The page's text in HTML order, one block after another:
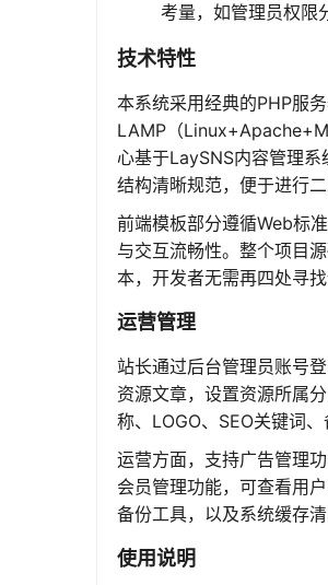
考量，如管理员权限
技术特性
本系统采用经典的PHP服
LAMP（
心基于LaySNS内容管理
结构清晰规范，便于进行二
前端模板部分遵循Web标
与交互流畅性。整个项目
本，开发者无需再四处寻
运营管理
站长通过后台管理员账号
资源文章，设置资源所属
称、LOGO、SEO关键词、
运营方面，支持广告管理
会员管理功能，可查看用
备份工具，以及系统缓存
使用说明